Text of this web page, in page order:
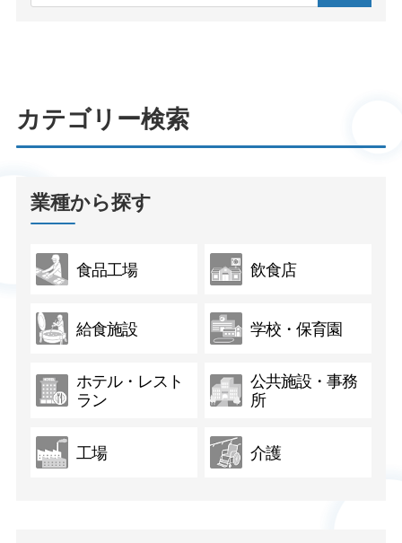
カテゴリー検索
業種から探す
食品工場 飲食店
給食施設 学校・保育園
ホテル・レスト
ラン
公共施設・事務
所
工場 介護